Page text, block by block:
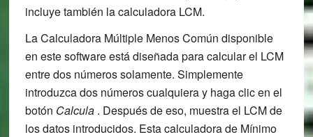
incluye también la calculadora LCM.
La Calculadora Múltiple Menos Común disponible
en este software está diseñada para calcular el LCM
entre dos números solamente. Simplemente
introduzca dos números cualquiera y haga clic en el
botón Calcula. Después de eso, muestra el LCM de
los datos introducidos. Esta calculadora de Mínimo